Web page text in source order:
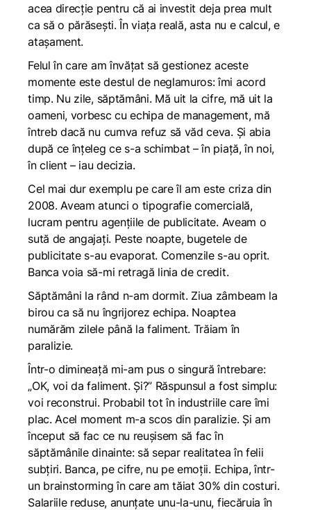
acea direcție pentru că ai investit deja prea mult
ca să o părăsești. În viața reală, asta nu e calcul, e
atașament.
Felul în care am învățat să gestionez aceste
momente este destul de neglamuros: îmi acord
timp. Nu zile, săptămâni. Mă uit la cifre, mă uit la
oameni, vorbesc cu echipa de management, mă
întreb dacă nu cumva refuz să văd ceva. Și abia
după ce înțeleg ce s-a schimbat – în piață, în noi,
în client – iau decizia.
Cel mai dur exemplu pe care îl am este criza din
2008. Aveam atunci o tipografie comercială,
lucram pentru agențiile de publicitate. Aveam o
sută de angajați. Peste noapte, bugetele de
publicitate s-au evaporat. Comenzile s-au oprit.
Banca voia să-mi retragă linia de credit.
Săptămâni la rând n-am dormit. Ziua zâmbeam la
birou ca să nu îngrijorez echipa. Noaptea
numărăm zilele până la faliment. Trăiam în
paralizie.
Într-o dimineață mi-am pus o singură întrebare:
„OK, voi da faliment. Și?” Răspunsul a fost simplu:
voi reconstrui. Probabil tot în industriile care îmi
plac. Acel moment m-a scos din paralizie. Și am
început să fac ce nu reușisem să fac în
săptămânile dinainte: să separ realitatea în felii
subțiri. Banca, pe cifre, nu pe emoții. Echipa, într-
un brainstorming în care am tăiat 30% din costuri.
Salariile reduse, anunțate unu-la-unu, fiecăruia în